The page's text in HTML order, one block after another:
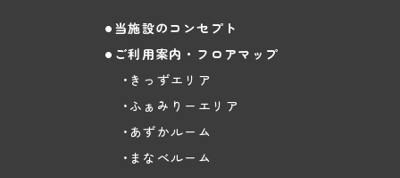
当施設のコンセプト
ご利用案内・フロアマップ
きっずエリア
ふぁみりーエリア
あずかルーム
まなべルーム